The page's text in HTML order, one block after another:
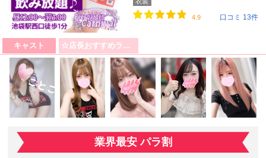
4.9 口コミ 13件
キャスト ☆店長おすすめランキング☆
業界最安 パラ割